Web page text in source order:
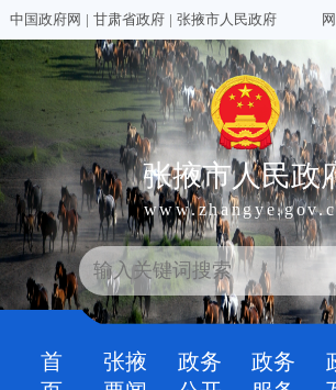
中国政府网 | 甘肃省政府 | 张掖市人民政府
张掖市人民政
首
张掖
政务
政务